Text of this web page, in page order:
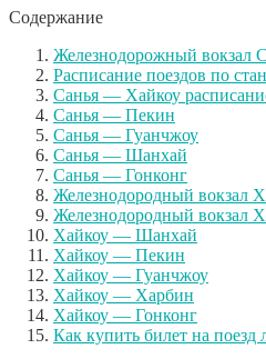
Содержание
Железнодорожный вокзал
Расписание поездов по
Санья — Хайкоу
Санья — Пекин
Санья — Гуанчжоу
Санья — Шанхай
Санья — Гонконг
Железнодородный вокзал
Железнодородный вокзал
Хайкоу — Шанхай
Хайкоу — Пекин
Хайкоу — Гуанчжоу
Хайкоу — Харбин
Хайкоу — Гонконг
Как купить билет на поезд